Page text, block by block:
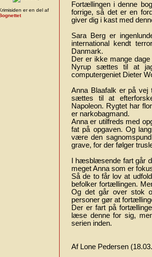
er en del af
Fortællingen i denne
forrige, så det er en
giver dig i kast med
Sara Berg er
international kendt
Danmark.
Der er ikke mange
Nyrup sættes til at
computergeniet Dieter
Anna Blaafalk er på vej
sættes til at
Napoleon. Rygtet har
er narkobagmand.
Anna er utilfreds med
fat på opgaven. Og
være den
grave, for der følger
I hæsblæsende fart går
meget Anna som er
Så de to får lov at
befolker fortællingen.
Og det går over stok
personer gør at
Der er fart på
læse denne for sig,
serien inden.
Af Lone Pedersen